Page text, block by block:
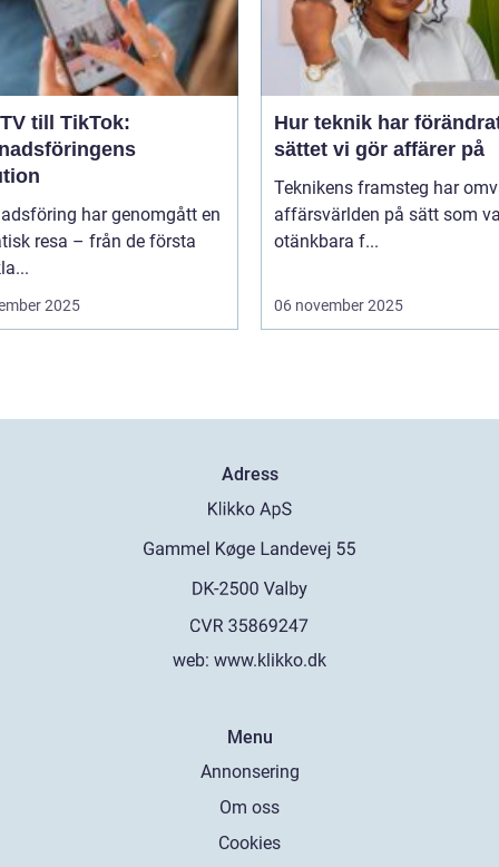
till TikTok:
har genomgått en
resa – från de första
2025
Hur teknik har
sättet vi gör affärer på
Teknikens framsteg har
affärsvärlden på sätt som
otänkbara f...
06 november 2025
Adress
web: www.klikko.dk
Menu
Annonsering
Om oss
Cookies